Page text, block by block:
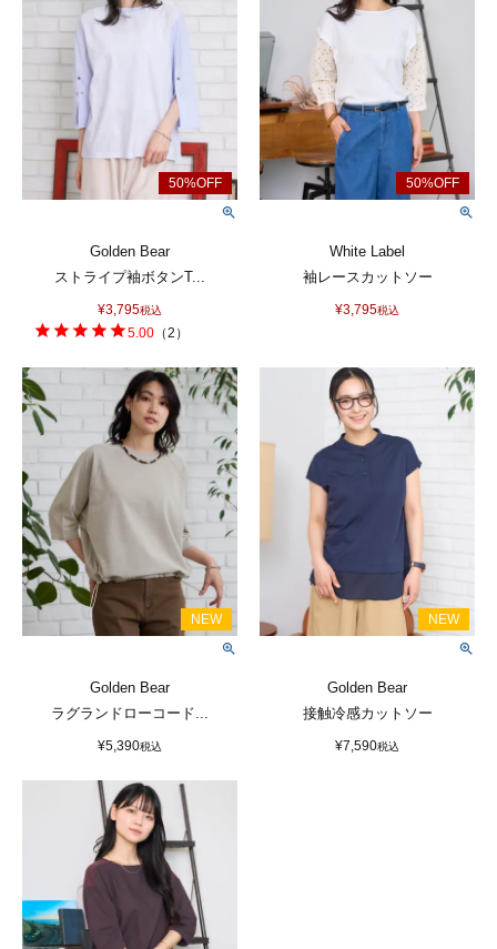
Golden Bear
ストライプ袖ボタンT...
¥3,795税込
5.00 （2 ）
White Label
袖レースカットソー
¥3,795税込
Golden Bear
ラグランドローコード...
¥5,390税込
Golden Bear
接触冷感カットソー
¥7,590税込